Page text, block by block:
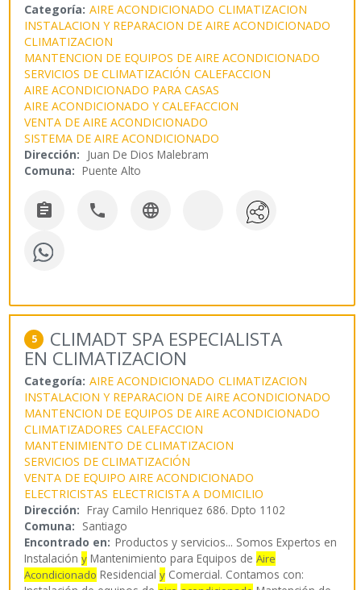
Categoría: AIRE ACONDICIONADO CLIMATIZACION
INSTALACION Y REPARACION DE AIRE ACONDICIONADO
CLIMATIZACION
MANTENCION DE EQUIPOS DE AIRE ACONDICIONADO
SERVICIOS DE CLIMATIZACIÓN CALEFACCION
AIRE ACONDICIONADO PARA CASAS
AIRE ACONDICIONADO Y CALEFACCION
VENTA DE AIRE ACONDICIONADO
SISTEMA DE AIRE ACONDICIONADO
Dirección: Juan De Dios Malebram
Comuna: Puente Alto
  
5 CLIMADT SPA ESPECIALISTA
EN CLIMATIZACION
Categoría: AIRE ACONDICIONADO CLIMATIZACION
INSTALACION Y REPARACION DE AIRE ACONDICIONADO
MANTENCION DE EQUIPOS DE AIRE ACONDICIONADO
CLIMATIZADORES CALEFACCION
MANTENIMIENTO DE CLIMATIZACION
SERVICIOS DE CLIMATIZACIÓN
VENTA DE EQUIPO AIRE ACONDICIONADO
ELECTRICISTAS ELECTRICISTA A DOMICILIO
Dirección: Fray Camilo Henriquez 686. Dpto 1102
Comuna: Santiago
Encontrado en: Productos y servicios... Somos Expertos en
Instalacióny Mantenimiento para Equipos deAire
Acondicionado Residencialy Comercial. Contamos con: